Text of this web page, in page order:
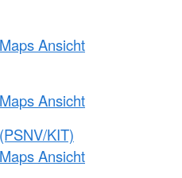
Ansicht
Ansicht
KIT)
Ansicht